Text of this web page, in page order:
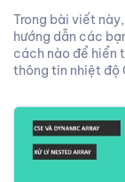
Trong bài viết
hướng dẫn các
cách nào để hiển
thông tin nhiệt độ